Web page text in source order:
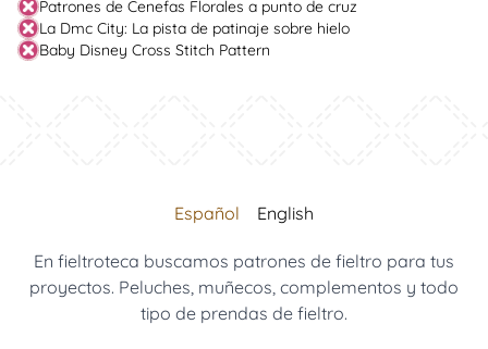
Patrones de Cenefas Florales a punto de cruz
La Dmc City: La pista de patinaje sobre hielo
Baby Disney Cross Stitch Pattern
Español English
En fieltroteca buscamos patrones de fieltro para tus
proyectos. Peluches, muñecos, complementos y todo
tipo de prendas de fieltro.